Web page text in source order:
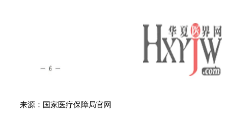
来源：国家医疗保障局官网